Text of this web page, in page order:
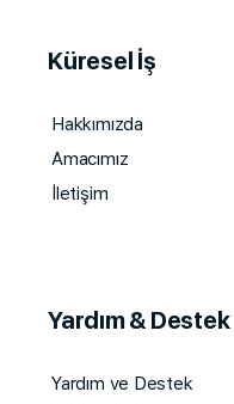
Küresel İş
Hakkımızda
Amacımız
İletişim
Yardım & Destek
Yardım ve Destek